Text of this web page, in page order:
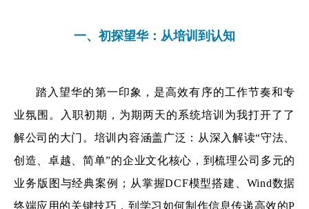
一、 初探望华：从培训到认知
踏入望华的第一印象，是高效有序的工作节奏和专
业氛围。入职初期，为期两天的系统培训为我打开了了
解公司的大门。培训内容涵盖广泛：从深入解读“守法、
创造、卓越、简单”的企业文化核心，到梳理公司多元的
业务版图与经典案例；从掌握DCF模型搭建、Wind数据
终端应用的关键技巧，到学习如何制作信息传递高效的P